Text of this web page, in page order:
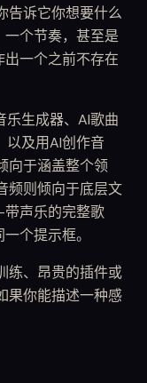
告诉它你想要什么
个节奏，甚至是
一个之前不存在
乐生成器、AI歌曲
以及用AI创作音
向于涵盖整个领
频则倾向于底层文
声乐的完整歌
个提示框。
练、昂贵的插件或
果你能描述一种感